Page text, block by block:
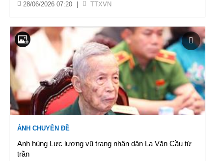
28/06/2026 07:20 TTXVN
ẢNH CHUYÊN ĐỀ
Anh hùng Lực lượng vũ trang nhân dân La Văn Cầu từ
trần